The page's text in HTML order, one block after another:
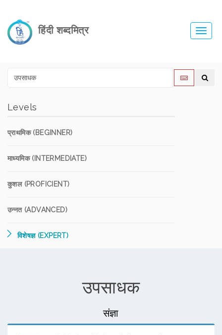
हिंदी शब्दमित्र
Levels
प्राथमिक (BEGINNER)
माध्यमिक (INTERMEDIATE)
कुशल (PROFICIENT)
उन्नत (ADVANCED)
विशेषज्ञ (EXPERT)
उपसाधक
संज्ञा